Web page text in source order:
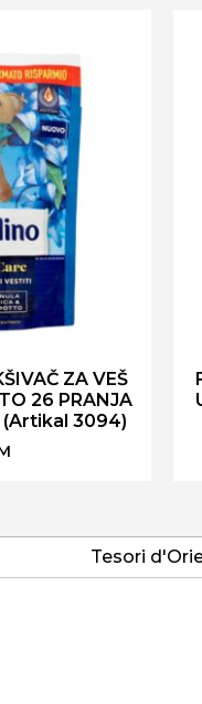
ZA VEŠ
26 PRANJA
(Artikal 3094)
Tesori